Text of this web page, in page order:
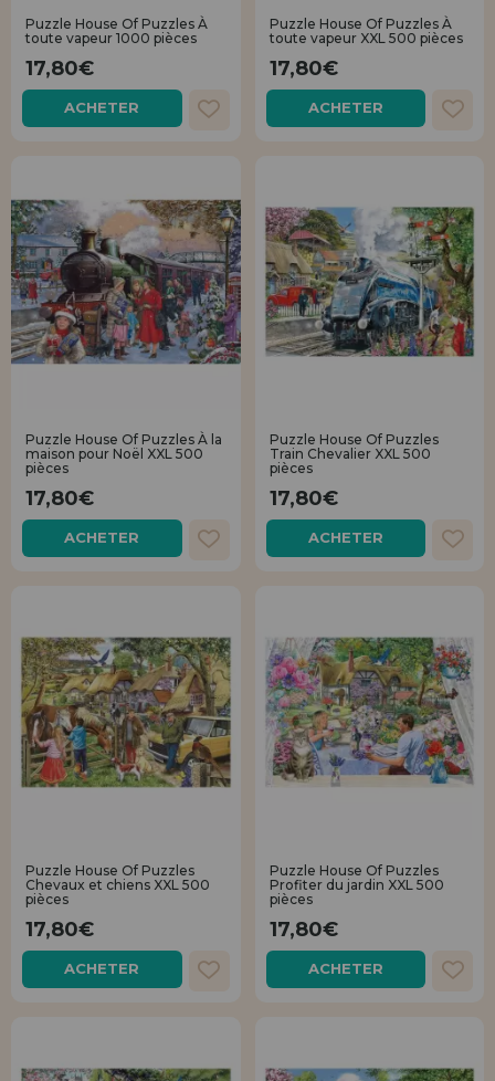
Puzzle House Of Puzzles À
toute vapeur 1000 pièces
17,80€
ACHETER
Puzzle House Of Puzzles À
toute vapeur XXL 500 pièces
17,80€
ACHETER
Puzzle House Of Puzzles À la
maison pour Noël XXL 500
pièces
17,80€
ACHETER
Puzzle House Of Puzzles
Train Chevalier XXL 500
pièces
17,80€
ACHETER
Puzzle House Of Puzzles
Chevaux et chiens XXL 500
pièces
17,80€
ACHETER
Puzzle House Of Puzzles
Profiter du jardin XXL 500
pièces
17,80€
ACHETER